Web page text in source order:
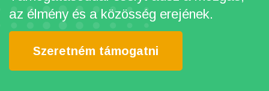
az élmény és a közösség erejének.
Szeretném támogatni